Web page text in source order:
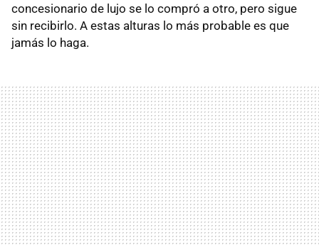
concesionario de lujo se lo compró a otro, pero sigue
sin recibirlo. A estas alturas lo más probable es que
jamás lo haga.